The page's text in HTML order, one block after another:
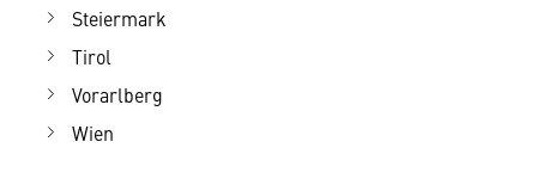
Steiermark
Tirol
Vorarlberg
Wien